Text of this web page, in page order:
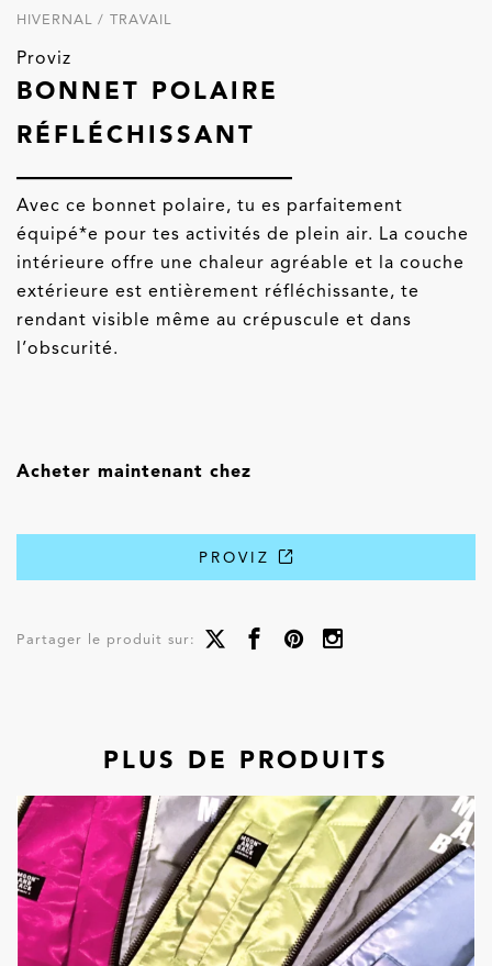
HIVERNAL / TRAVAIL
Proviz
BONNET POLAIRE
RÉFLÉCHISSANT
Avec ce bonnet polaire, tu es parfaitement
équipé*e pour tes activités de plein air. La couche
intérieure offre une chaleur agréable et la couche
extérieure est entièrement réfléchissante, te
rendant visible même au crépuscule et dans
l’obscurité.
Acheter maintenant chez
PROVIZ
Partager le produit sur:
PLUS DE PRODUITS